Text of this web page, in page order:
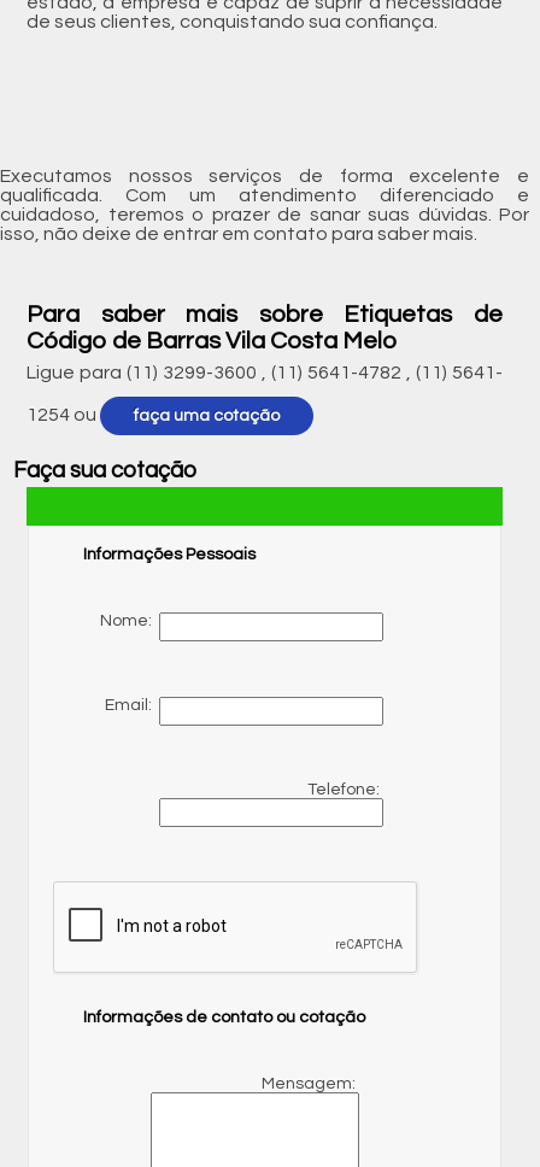
de seus clientes, conquistando sua confiança.
Executamos nossos serviços de forma excelente e
qualificada. Com um atendimento diferenciado e
cuidadoso, teremos o prazer de sanar suas dúvidas. Por
isso, não deixe de entrar em contato para saber mais.
Para saber mais sobre Etiquetas de
Código de Barras Vila Costa Melo
Ligue para (11) 3299-3600 ,(11) 5641-4782 ,(11) 5641-
1254 ou faça uma cotação
Faça sua cotação
Informações Pessoais
Nome:
Email:
Telefone:
Informações de contato ou cotação
Mensagem: